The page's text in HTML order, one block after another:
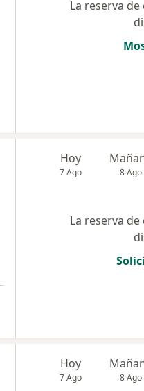
La reserva
Hoy
7 Ago 8 Ago
La reserva
Hoy
7 Ago 8 Ago